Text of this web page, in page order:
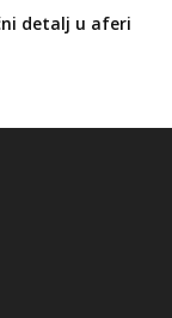
detalj u aferi